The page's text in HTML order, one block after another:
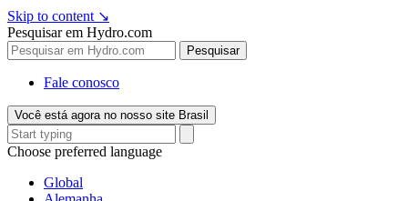
Skip to content ↘
Pesquisar em Hydro.com
Pesquisar
Fale conosco
Você está agora no nosso site Brasil
Choose preferred language
Global